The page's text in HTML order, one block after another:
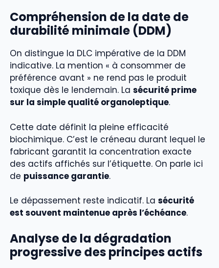
Compréhension de la date de
durabilité minimale (DDM)
On distingue la DLC impérative de la DDM
indicative. La mention « à consommer de
préférence avant » ne rend pas le produit
toxique dès le lendemain. La sécurité prime
sur la simple qualité organoleptique.
Cette date définit la pleine efficacité
biochimique. C’est le créneau durant lequel le
fabricant garantit la concentration exacte
des actifs affichés sur l’étiquette. On parle ici
de puissance garantie.
Le dépassement reste indicatif. La sécurité
est souvent maintenue après l’échéance.
Analyse de la dégradation
progressive des principes actifs